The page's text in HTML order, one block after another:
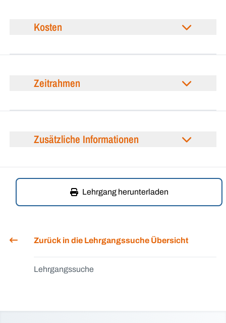
Kosten
Zeitrahmen
Zusätzliche Informationen
Lehrgang herunterladen
Zurück in die Lehrgangssuche Übersicht
Lehrgangssuche